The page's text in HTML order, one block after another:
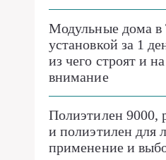
Модульные дома
установкой за 1
из чего строят и
внимание
Полиэтилен 9000,
и полиэтилен для
применение и